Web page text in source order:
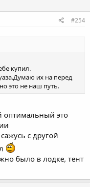
#254
купил.
их на перед
это не наш путь.
оптимальный это
с другой
было в лодке, тент